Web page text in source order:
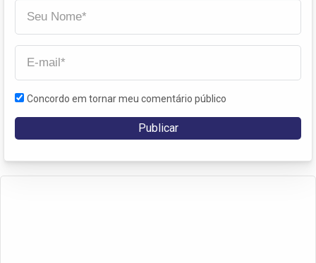
Concordo em tornar meu comentário público